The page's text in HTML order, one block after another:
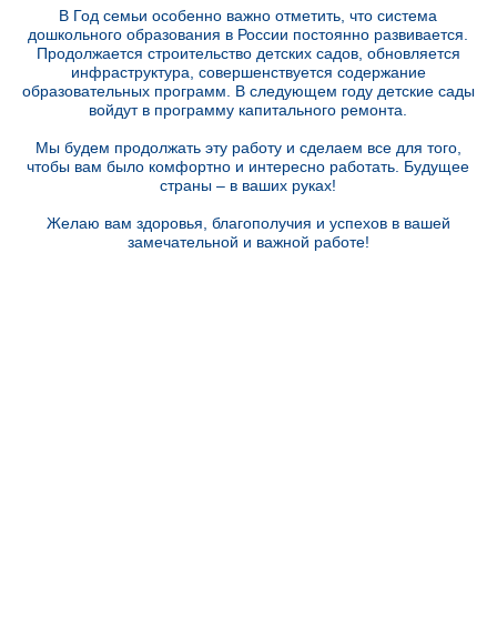
В Год семьи особенно важно отметить, что система
дошкольного образования в России постоянно развивается.
Продолжается строительство детских садов, обновляется
инфраструктура, совершенствуется содержание
образовательных программ. В следующем году детские сады
войдут в программу капитального ремонта.
Мы будем продолжать эту работу и сделаем все для того,
чтобы вам было комфортно и интересно работать. Будущее
страны – в ваших руках!
Желаю вам здоровья, благополучия и успехов в вашей
замечательной и важной работе!